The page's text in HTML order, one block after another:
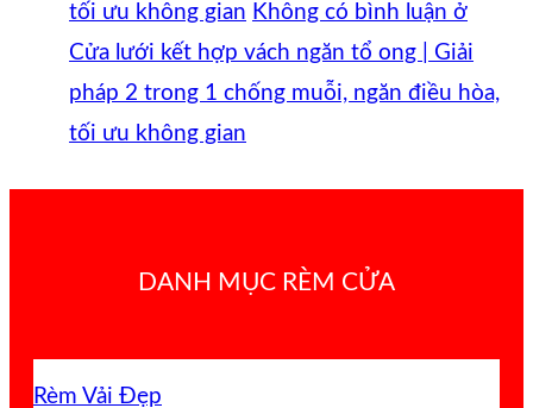
tối ưu không gian Không có bình luận ở
Cửa lưới kết hợp vách ngăn tổ ong | Giải
pháp 2 trong 1 chống muỗi, ngăn điều hòa,
tối ưu không gian
DANH MỤC RÈM CỬA
Rèm Vải Đẹp